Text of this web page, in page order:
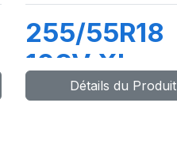
255/55R18
109V XL
LATTITUDE
Détails du Produit